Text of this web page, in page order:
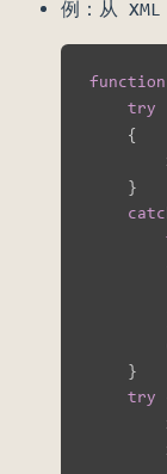
例：从
function
try
{
}
}
try